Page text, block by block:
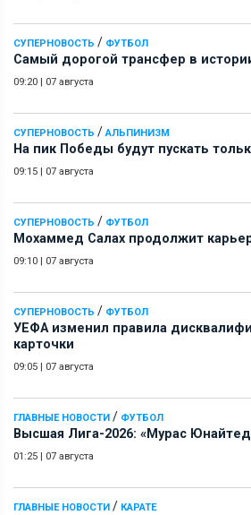
СУПЕРНОВОСТЬ / ФУТБОЛ
Самый дорогой трансфер в
09:20 07 августа
СУПЕРНОВОСТЬ /АЛЬПИНИЗМ
На пик Победы будут пускать
09:15 07 августа
СУПЕРНОВОСТЬ / ФУТБОЛ
Мохаммед Салах продолжит
09:10 07 августа
СУПЕРНОВОСТЬ / ФУТБОЛ
УЕФА изменил правила
карточки
09:05 07 августа
ГЛАВНЫЕ НОВОСТИ / ФУТБОЛ
Высшая Лига-2026: «Мурас
01:25 07 августа
ГЛАВНЫЕ НОВОСТИ / КАРАТЕ